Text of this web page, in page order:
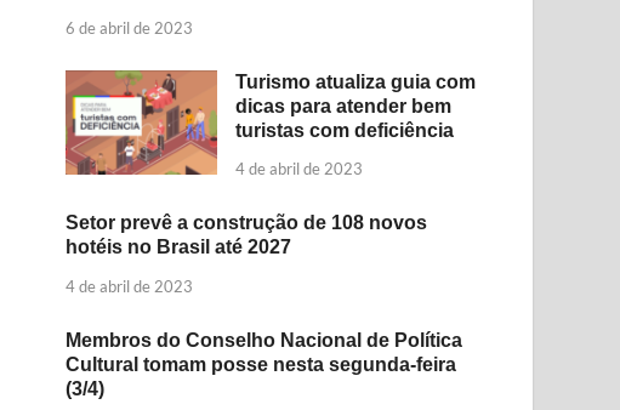
6 de abril de 2023
Turismo atualiza guia com
dicas para atender bem
turistas com deficiência
4 de abril de 2023
Setor prevê a construção de 108 novos
hotéis no Brasil até 2027
4 de abril de 2023
Membros do Conselho Nacional de Política
Cultural tomam posse nesta segunda-feira
(3/4)